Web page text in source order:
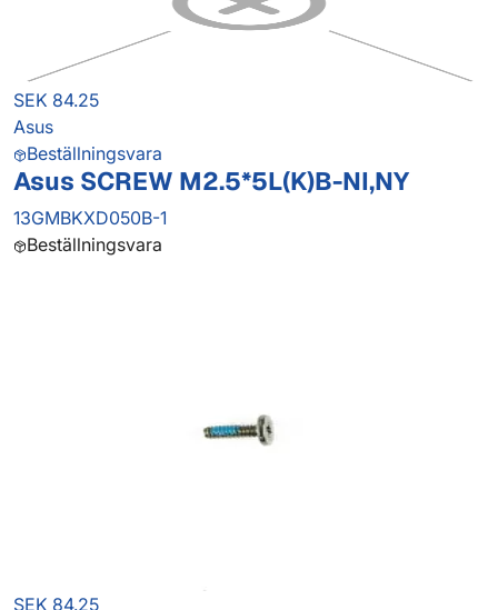
SEK 84.25
Asus
Beställningsvara
Asus SCREW M2.5*5L(K)B-NI,NY
13GMBKXD050B-1
Beställningsvara
SEK 84.25